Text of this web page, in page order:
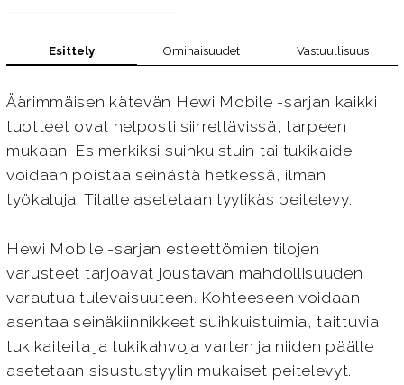
Esittely Ominaisuudet Vastuullisuus
Äärimmäisen kätevän Hewi Mobile -sarjan kaikki
tuotteet ovat helposti siirreltävissä, tarpeen
mukaan. Esimerkiksi suihkuistuin tai tukikaide
voidaan poistaa seinästä hetkessä, ilman
työkaluja. Tilalle asetetaan tyylikäs peitelevy.
Hewi Mobile -sarjan esteettömien tilojen
varusteet tarjoavat joustavan mahdollisuuden
varautua tulevaisuuteen. Kohteeseen voidaan
asentaa seinäkiinnikkeet suihkuistuimia, taittuvia
tukikaiteita ja tukikahvoja varten ja niiden päälle
asetetaan sisustustyylin mukaiset peitelevyt.